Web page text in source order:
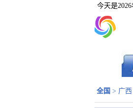
今天是
全国 > 广西